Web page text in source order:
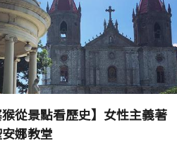
猴從景點看歷史】女性主義著
娜教堂